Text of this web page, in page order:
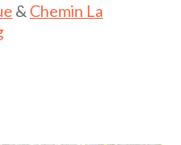
& Chemin La